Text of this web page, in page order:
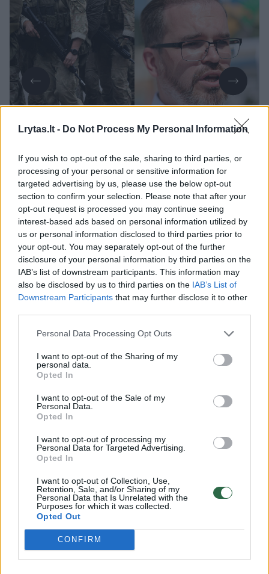
Lrytas.lt - Do Not Process My Personal Information
If you wish to opt-out of the sale, sharing to third parties, or
processing of your personal or sensitive information for
targeted advertising by us, please use the below opt-out
section to confirm your selection. Please note that after your
opt-out request is processed you may continue seeing
interest-based ads based on personal information utilized by
us or personal information disclosed to third parties prior to
your opt-out. You may separately opt-out of the further
disclosure of your personal information by third parties on the
IAB’s list of downstream participants. This information may
also be disclosed by us to third parties on the IAB’s List of
Downstream Participants that may further disclose it to other
Personal Data Processing Opt Outs
I want to opt-out of the Sharing of my
personal data.
Opted In
I want to opt-out of the Sale of my
Personal Data.
Opted In
I want to opt-out of processing my
Personal Data for Targeted Advertising.
Opted In
I want to opt-out of Collection, Use,
Retention, Sale, and/or Sharing of my
Personal Data that Is Unrelated with the
Purposes for which it was collected.
Opted Out
CONFIRM
„Dvi administracinės bylos iš tikrųjų vis dar
yra nagrinėjimo stadijoje, viena iš turi jau
paskirtą teismo datą“, – Eltai teigė A.
Beinoras.
ELTA susipažino su jo pateiktais duomenimis
dėl vykstančių teisinių procesų ir nustatė,
kad minimos bylos dar nėra pasibaigusios, o
galutiniai sprendimai jose nėra priimti.
Karys, su kuriuo Krašto apsaugos ministerija
nepratęsė tarnybos sutarties, taip pat
nesutinka su R. Kauno teiginiu, kad jo
institucijas buvo atmesti.
Susiję straipsniai